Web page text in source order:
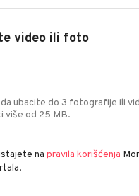
video ili foto
ubacite do 3 fotografije ili
više od 25 MB.
na pravila korišćenja